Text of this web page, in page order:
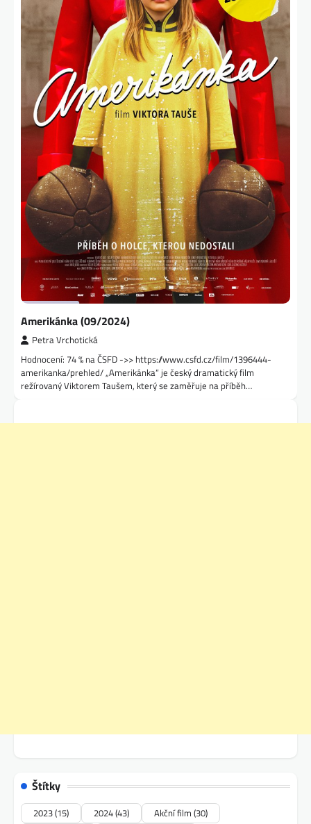
Amerikánka (09/2024)
Petra Vrchotická
Hodnocení: 74 % na ČSFD ->> https://www.csfd.cz/film/1396444-
amerikanka/prehled/ „Amerikánka“ je český dramatický film
režírovaný Viktorem Taušem, který se zaměřuje na příběh…
Štítky
2023(15) 2024(43) Akční film (30)